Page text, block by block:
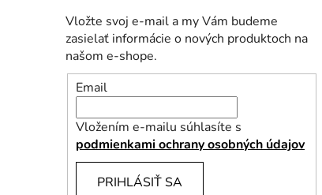
Vložte svoj e-mail a my Vám budeme
zasielať informácie o nových produktoch na
našom e-shope.
Email
Vložením e-mailu súhlasíte s
podmienkami ochrany osobných údajov
PRIHLÁSIŤ SA